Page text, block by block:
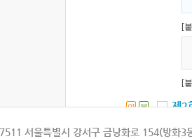
[
[
연 북 제2
1.
서울특별시 강서구 금낭화로 154(방화3